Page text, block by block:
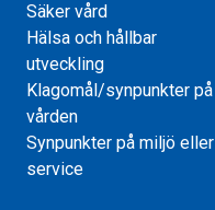
Säker vård
Hälsa och hållbar
utveckling
Klagomål/synpunkter på
vården
Synpunkter på miljö eller
service